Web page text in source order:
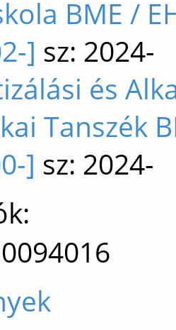
BME /
] sz: 2024-
és
Tanszék
] sz: 2024-